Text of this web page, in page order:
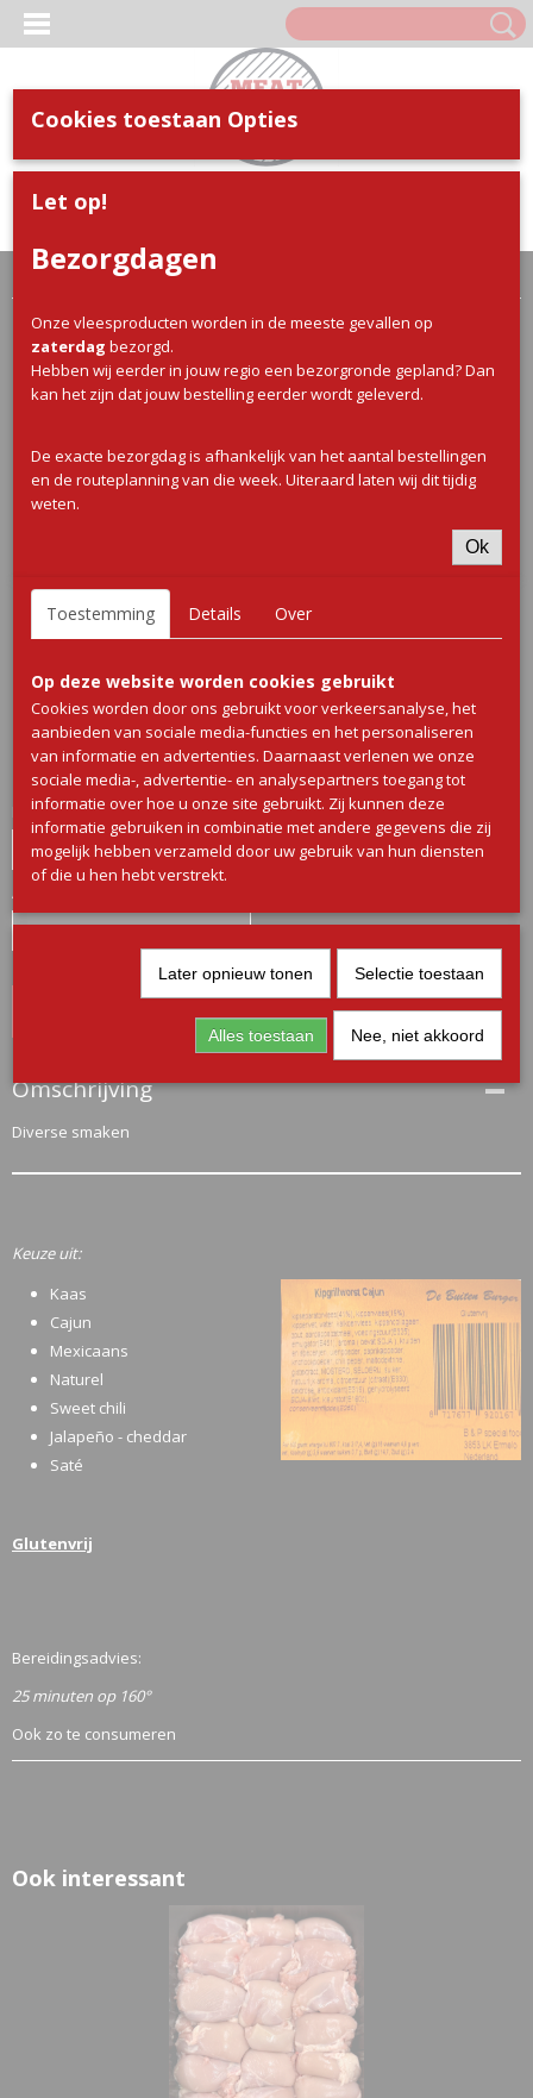
Inloggen
Home>Webshop>Kip> Kip Grillworst
Kip Grillworst
€ 8,95 (inclusief btw 9%)
Op voorraad
Naamloze set
Aantal
IN WINKELWAGEN
Omschrijving
Diverse smaken
Keuze uit:
Kaas
Cajun
Mexicaans
Naturel
Sweet chili
Jalapeño - cheddar
Saté
Glutenvrij
Bereidingsadvies:
25 minuten op 160°
Ook zo te consumeren
Ook interessant
Cookies toestaan Opties
Let op!
Bezorgdagen
Onze vleesproducten worden in de meeste gevallen op
zaterdag bezorgd.
Hebben wij eerder in jouw regio een bezorgronde gepland? Dan
kan het zijn dat jouw bestelling eerder wordt geleverd.
De exacte bezorgdag is afhankelijk van het aantal bestellingen
en de routeplanning van die week. Uiteraard laten wij dit tijdig
weten.
Ok
Toestemming Details Over
Op deze website worden cookies gebruikt
Cookies worden door ons gebruikt voor verkeersanalyse, het
aanbieden van sociale media-functies en het personaliseren
van informatie en advertenties. Daarnaast verlenen we onze
sociale media-, advertentie- en analysepartners toegang tot
informatie over hoe u onze site gebruikt. Zij kunnen deze
informatie gebruiken in combinatie met andere gegevens die zij
mogelijk hebben verzameld door uw gebruik van hun diensten
of die u hen hebt verstrekt.
Later opnieuw tonen Selectie toestaan
Alles toestaan Nee, niet akkoord